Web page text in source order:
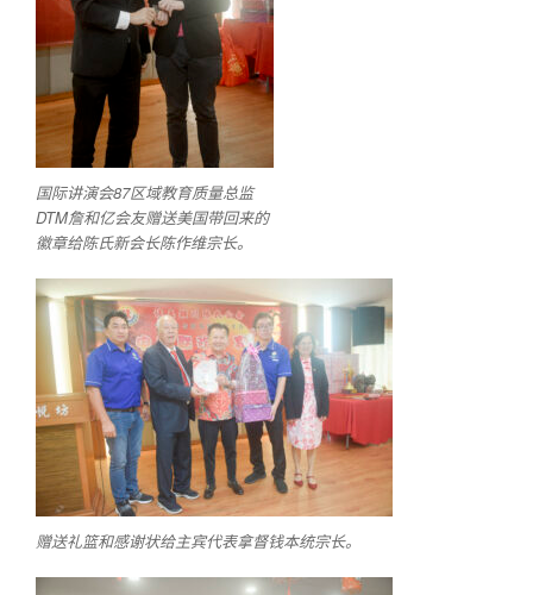
国际讲演会87区域教育质量总监
DTM詹和亿会友赠送美国带回来的
徽章给陈氏新会长陈作维宗长。
赠送礼篮和感谢状给主宾代表拿督钱本统宗长。